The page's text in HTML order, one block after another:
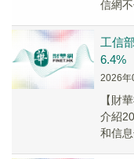
信網
一步
工信
6.4%
2026年
【財
介紹
和信